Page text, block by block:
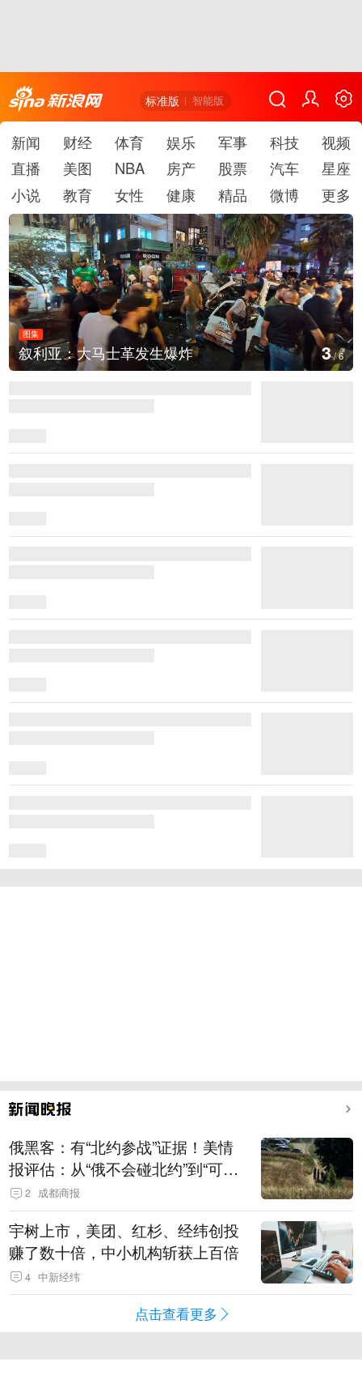
标准版 智能版
新闻 财经 体育 娱乐 军事 科技
视频
直播
美图 NBA 房产 股票 汽车
星座
小说
教育 女性 健康 精品 微博 更多
图集
云南弥勒：欢庆火把节 4/6
俄黑客：有“北约参战”证据！美情
报评估：从“俄不会碰北约”到“可能
发动有限攻击”
2 成都商报
宇树上市，美团、红杉、经纬创投
赚了数十倍，中小机构斩获上百倍
4 中新经纬
点击查看更多